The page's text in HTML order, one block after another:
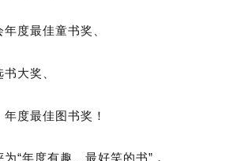
度最佳童书奖、
大奖、
度最佳图书奖！
“年度有趣、最好笑的书”，